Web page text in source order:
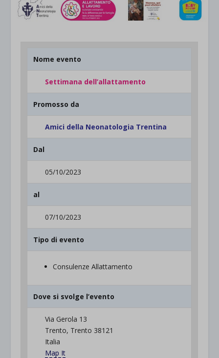
Nome evento
Settimana dell’allattamento
Promosso da
Amici della Neonatologia Trentina
Dal
05/10/2023
al
07/10/2023
Tipo di evento
Consulenze Allattamento
Dove si svolge l’evento
Via Gerola 13
Trento, Trento 38121
Italia
Map It